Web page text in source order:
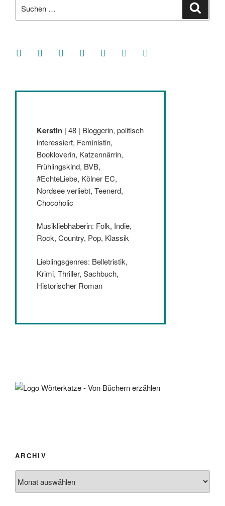
nach:
facebooksoundcloud
twitter mastodoninstagramthreads goodreads
Kerstin | 48 | Bloggerin, politisch
interessiert, Feministin,
Bookloverin, Katzennärrin,
Frühlingskind, BVB,
#EchteLiebe, Kölner EC,
Nordsee verliebt, Teenerd,
Chocoholic
Musikliebhaberin: Folk, Indie,
Rock, Country, Pop, Klassik
Lieblingsgenres: Belletristik,
Krimi, Thriller, Sachbuch,
Historischer Roman
ARCHIV